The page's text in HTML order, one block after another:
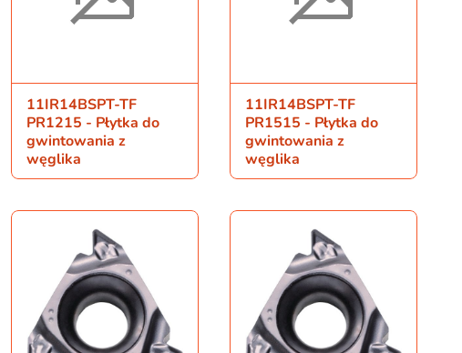
11IR14BSPT-TF
PR1215 - Płytka do
gwintowania z
węglika
11IR14BSPT-TF
PR1515 - Płytka do
gwintowania z
węglika